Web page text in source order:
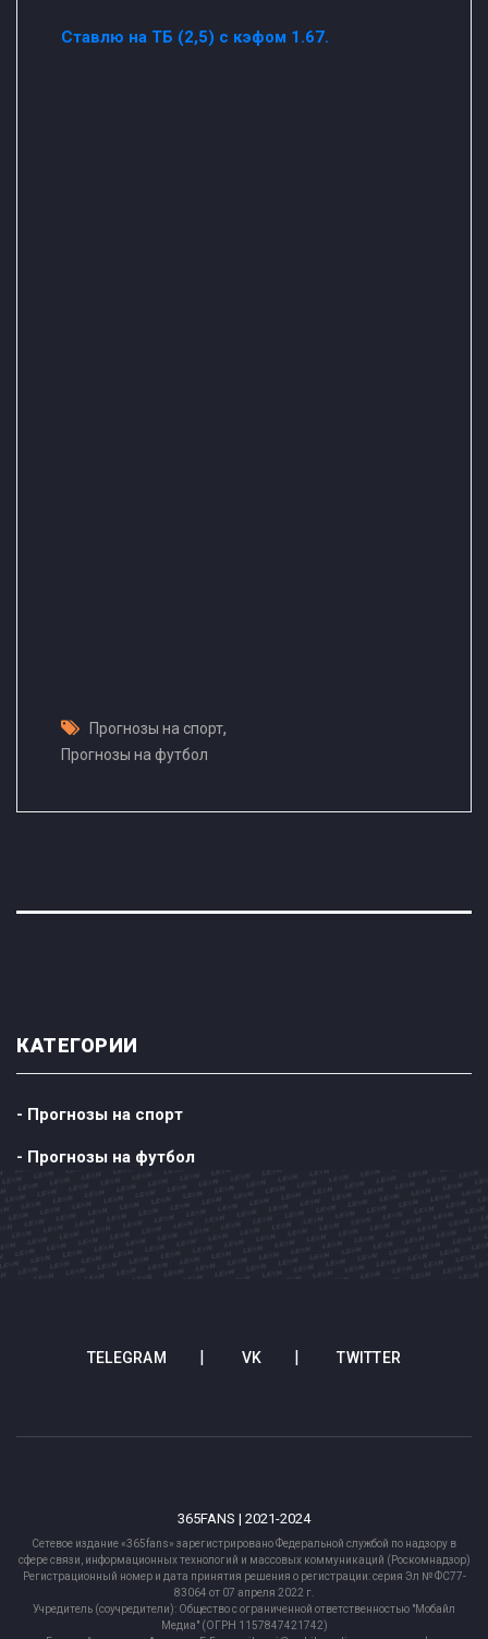
Ставлю на ТБ (2,5) с кэфом 1.67.
Прогнозы на спорт,
Прогнозы на футбол
КАТЕГОРИИ
- Прогнозы на спорт
- Прогнозы на футбол
TELEGRAM VK TWITTER
365FANS | 2021-2024
Сетевое издание «365fans» зарегистрировано Федеральной службой по надзору в
сфере связи, информационных технологий и массовых коммуникаций (Роскомнадзор)
Регистрационный номер и дата принятия решения о регистрации: серия Эл № ФС77-
83064 от 07 апреля 2022 г.
Учредитель (соучредители): Общество с ограниченной ответственностью "Мобайл
Медиа" (ОГРН 1157847421742)